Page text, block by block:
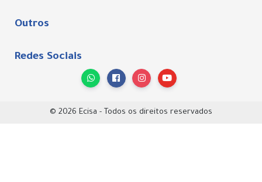
Outros
Redes Sociais
© 2026 Ecisa - Todos os direitos reservados